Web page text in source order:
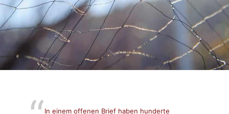
In einem offenen Brief haben hunderte